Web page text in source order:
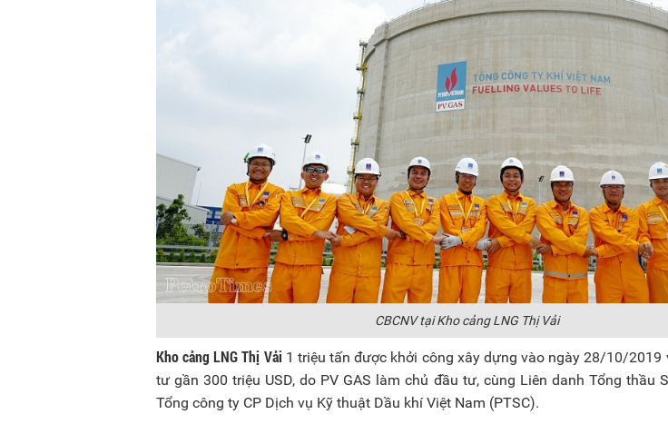
CBCNV tại Kho cảng LNG Thị Vải
Kho cảng LNG Thị Vải 1 triệu tấn được khởi công xây dựng vào ngày 28/10/2019
tư gần 300 triệu USD, do PV GAS làm chủ đầu tư, cùng Liên danh Tổng thầu
Tổng công ty CP Dịch vụ Kỹ thuật Dầu khí Việt Nam (PTSC).